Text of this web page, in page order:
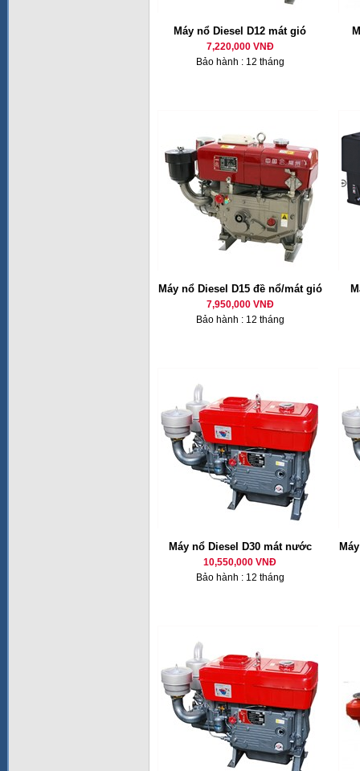
Máy nổ Diesel D12 mát gió
7,220,000 VNĐ
Bảo hành : 12 tháng
Máy nổ Diesel D15 đề nổ/mát gió
7,950,000 VNĐ
Bảo hành : 12 tháng
Máy nổ Diesel D30 mát nước
10,550,000 VNĐ
Bảo hành : 12 tháng